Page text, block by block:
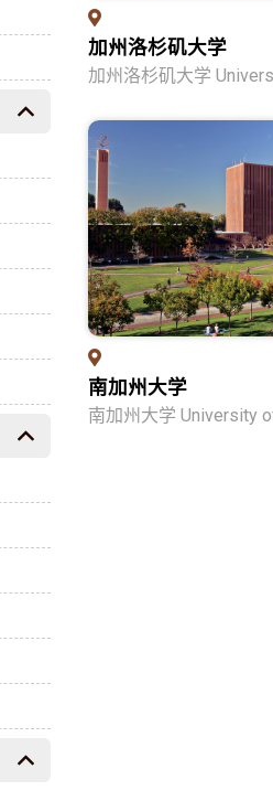
加州洛杉矶大学
加州洛杉矶大学
南加州大学
南加州大学 University